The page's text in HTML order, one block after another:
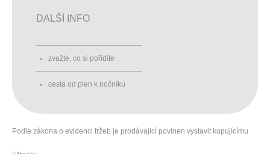
DALŠÍ INFO
zvažte, co si pořídíte
cesta od plen k nočníku
Podle zákona o evidenci tržeb je prodávající povinen vystavit kupujícímu